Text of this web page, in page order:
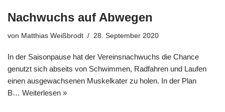
Nachwuchs auf Abwegen
von Matthias Weißbrodt 28. September 2020
In der Saisonpause hat der Vereinsnachwuchs die Chance
genutzt sich abseits von Schwimmen, Radfahren und Laufen
einen ausgewachsenen Muskelkater zu holen. In der Plan
B… Weiterlesen »